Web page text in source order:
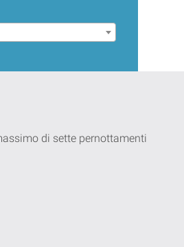
di sette pernottamenti